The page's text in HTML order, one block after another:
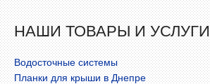
НАШИ ТОВАРЫ И УСЛУГИ
Водосточные системы
Планки для крыши в Днепре